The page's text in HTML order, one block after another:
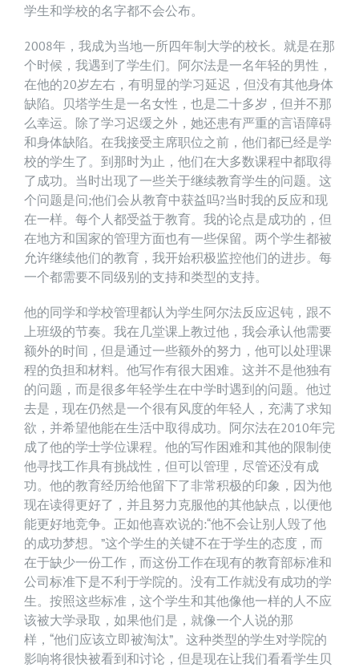
学生和学校的名字都不会公布。
2008年，我成为当地一所四年制大学的校长。就是在那
个时候，我遇到了学生们。阿尔法是一名年轻的男性，
在他的20岁左右，有明显的学习延迟，但没有其他身体
缺陷。贝塔学生是一名女性，也是二十多岁，但并不那
么幸运。除了学习迟缓之外，她还患有严重的言语障碍
和身体缺陷。在我接受主席职位之前，他们都已经是学
校的学生了。到那时为止，他们在大多数课程中都取得
了成功。当时出现了一些关于继续教育学生的问题。这
个问题是问;他们会从教育中获益吗?当时我的反应和现
在一样。每个人都受益于教育。我的论点是成功的，但
在地方和国家的管理方面也有一些保留。两个学生都被
允许继续他们的教育，我开始积极监控他们的进步。每
一个都需要不同级别的支持和类型的支持。
他的同学和学校管理都认为学生阿尔法反应迟钝，跟不
上班级的节奏。我在几堂课上教过他，我会承认他需要
额外的时间，但是通过一些额外的努力，他可以处理课
程的负担和材料。他写作有很大困难。这并不是他独有
的问题，而是很多年轻学生在中学时遇到的问题。他过
去是，现在仍然是一个很有风度的年轻人，充满了求知
欲，并希望他能在生活中取得成功。阿尔法在2010年完
成了他的学士学位课程。他的写作困难和其他的限制使
他寻找工作具有挑战性，但可以管理，尽管还没有成
功。他的教育经历给他留下了非常积极的印象，因为他
现在读得更好了，并且努力克服他的其他缺点，以便他
能更好地竞争。正如他喜欢说的:“他不会让别人毁了他
的成功梦想。”这个学生的关键不在于学生的态度，而
在于缺少一份工作，而这份工作在现有的教育部标准和
公司标准下是不利于学院的。没有工作就没有成功的学
生。按照这些标准，这个学生和其他像他一样的人不应
该被大学录取，如果他们是，就像一个人说的那
样，“他们应该立即被淘汰”。这种类型的学生对学院的
影响将很快被看到和讨论，但是现在让我们看看学生贝